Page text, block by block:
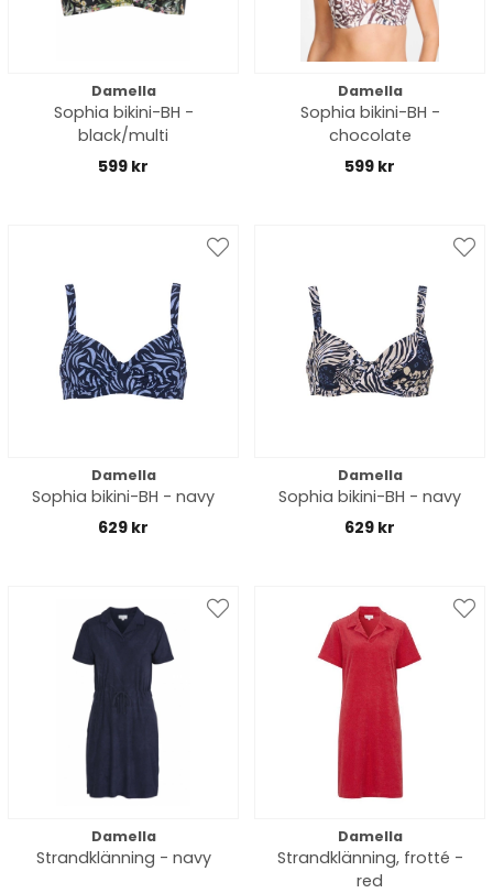
Damella
Sophia bikini-BH -
black/multi
599 kr
Damella
Sophia bikini-BH -
chocolate
599 kr
Damella
Sophia bikini-BH - navy
629 kr
Damella
Sophia bikini-BH - navy
629 kr
Damella
Strandklänning - navy
Damella
Strandklänning, frotté -
red